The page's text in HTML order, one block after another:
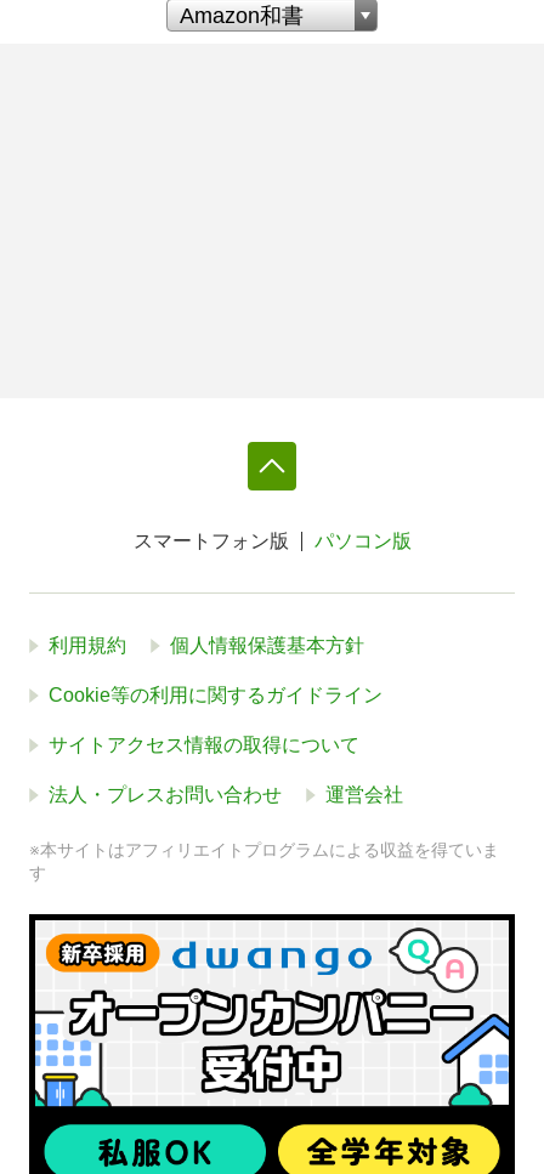
スマートフォン版 パソコン版
利用規約 個人情報保護基本方針
Cookie等の利用に関するガイドライン
サイトアクセス情報の取得について
法人・プレスお問い合わせ 運営会社
※本サイトはアフィリエイトプログラムによる収益を得ていま
す